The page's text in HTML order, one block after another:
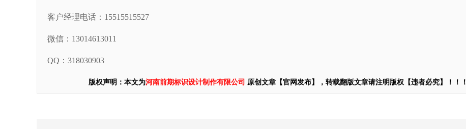
客户经理电话：15515515527
微信：13014613011
QQ：318030903
版权声明：本文为河南前期标识设计制作有限公司 原创文章【官网发布】，转载翻版文章请注明版权【违者必究】！！！